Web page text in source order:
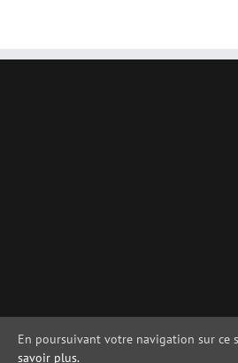
En poursuivant votre navigation sur ce
savoir plus.